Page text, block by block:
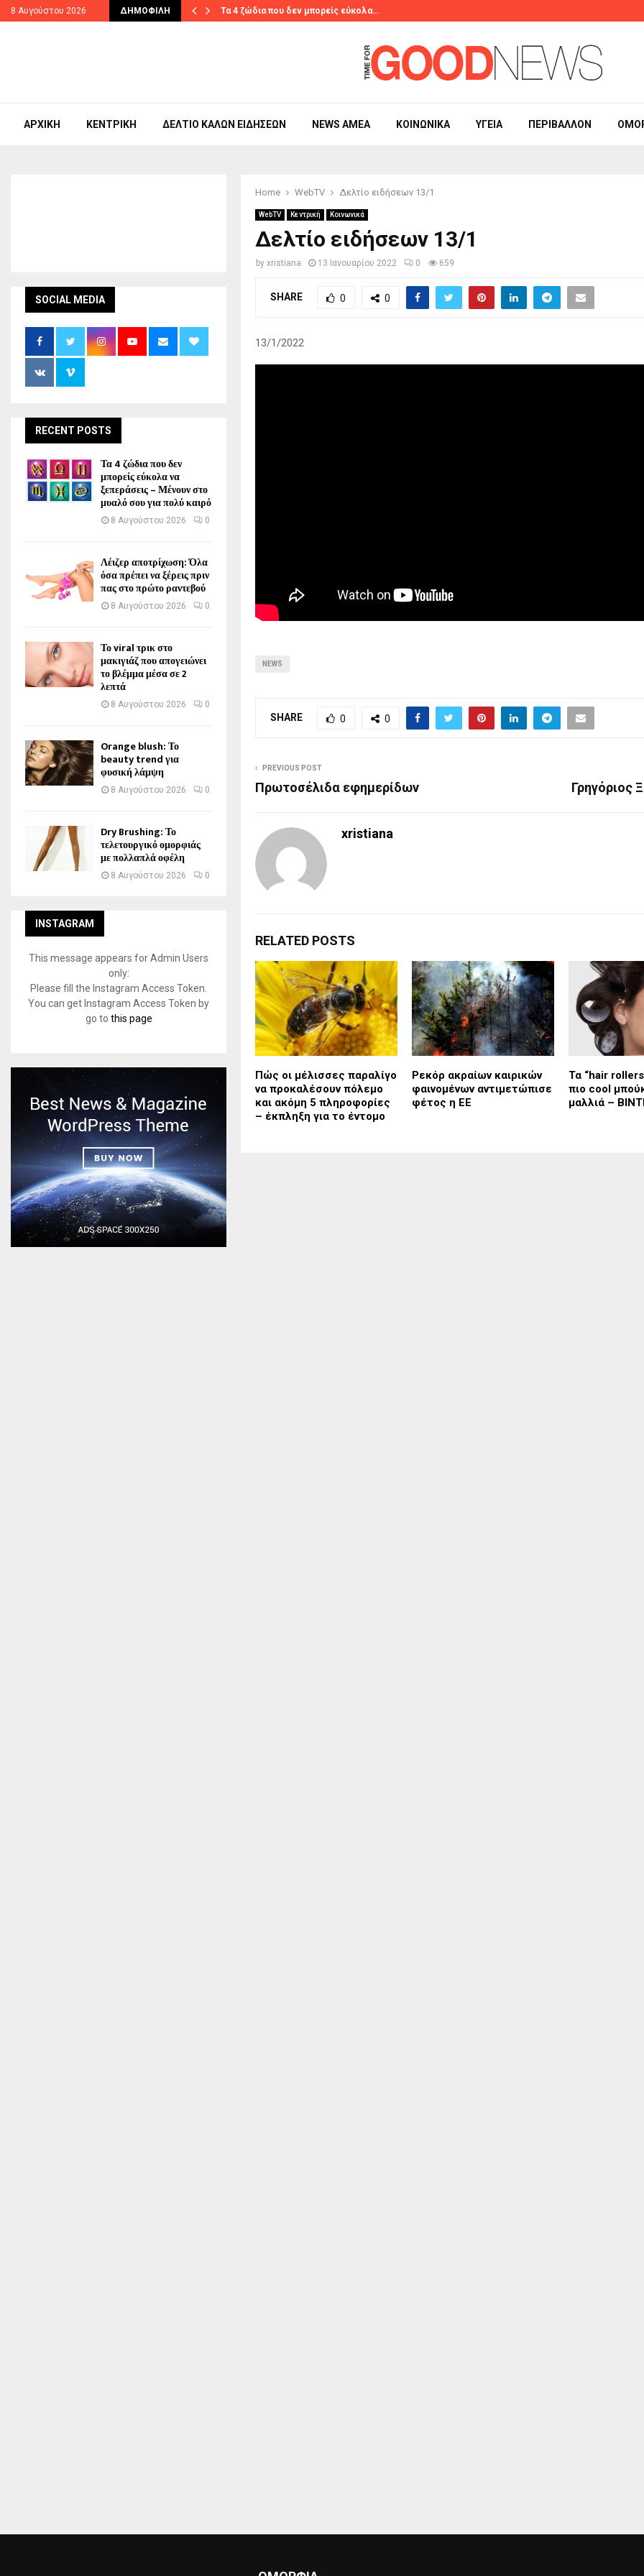
8 Αυγούστου 2026 ΔΗΜΟΦΙΛΉ
πριν… Τα 4 ζώδια που δεν μπορείς εύκολα…
ΑΡΧΙΚΉ ΚΕΝΤΡΙΚΉ ΔΕΛΤΊΟ ΚΑΛΏΝ ΕΙΔΉΣΕΩΝ NEWS ΑΜΕΑ ΚΟΙΝΩΝΙΚΆ ΥΓΕΊΑ ΠΕΡΙΒΆΛΛΟΝ
Home WebTV Δελτίο ειδήσεων 13/1
WebTV Κεντρική Κοινωνικά
Δελτίο ειδήσεων 13/1
by xristiana 13 Ιανουαρίου 2022 0 659
SHARE 0 0
13/1/2022
NEWS
SHARE 0 0
PREVIOUS POST
Πρωτοσέλιδα εφημερίδων Γρηγόριος
xristiana
RELATED POSTS
Πώς οι μέλισσες παραλίγο
να προκαλέσουν πόλεμο
και ακόμη 5 πληροφορίες
– έκπληξη για το έντομο
Ρεκόρ ακραίων καιρικών
φαινομένων αντιμετώπισε
φέτος η ΕΕ
Τα “hair
πιο cool
μαλλιά –
SOCIAL MEDIA
RECENT POSTS
Τα 4 ζώδια που δεν
μπορείς εύκολα να
ξεπεράσεις – Μένουν στο
μυαλό σου για πολύ καιρό
8 Αυγούστου 2026 0
Λέιζερ αποτρίχωση: Όλα
όσα πρέπει να ξέρεις πριν
πας στο πρώτο ραντεβού
8 Αυγούστου 2026 0
Το viral τρικ στο
μακιγιάζ που απογειώνει
το βλέμμα μέσα σε 2
λεπτά
8 Αυγούστου 2026 0
Orange blush: Το
beauty trend για
φυσική λάμψη
8 Αυγούστου 2026 0
Dry Brushing: Το
τελετουργικό ομορφιάς
με πολλαπλά οφέλη
8 Αυγούστου 2026 0
INSTAGRAM
This message appears for Admin Users
only:
Please fill the Instagram Access Token.
You can get Instagram Access Token by
go to this page